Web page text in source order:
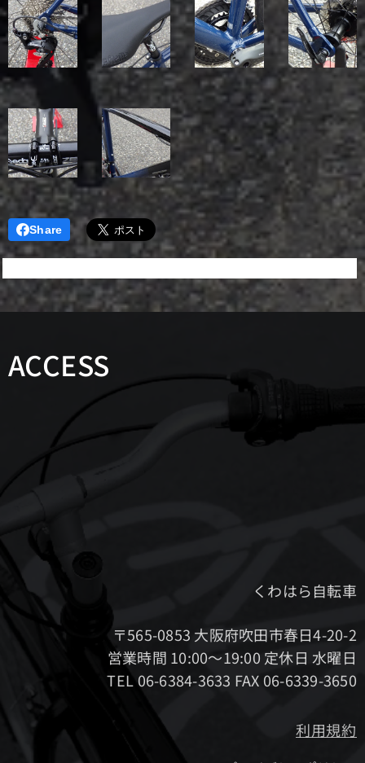
Share
ACCESS
くわはら自転車
〒565-0853 大阪府吹田市春日4-20-2
営業時間 10:00～19:00 定休日 水曜日
TEL 06-6384-3633 FAX 06-6339-3650
利用規約